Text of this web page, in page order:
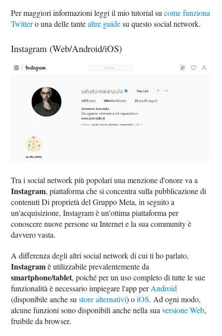
Per maggiori informazioni leggi il mio tutorial sucome funziona
Twittero una delle tantealtre guidesu questo social network.
Instagram (Web/Android/iOS)
Tra i social network più popolari una menzione d'onore va a
Instagram, piattaforma che si concentra sulla pubblicazione di
contenuti Di proprietà del Gruppo Meta, in seguito a
un'acquisizione, Instagram è un'ottima piattaforma per
conoscere nuove persone su Internet e la sua community è
davvero vasta.
A differenza degli altri social network di cui ti ho parlato,
Instagramè utilizzabile prevalentemente da
smartphone/tablet, poiché per un uso completo di tutte le sue
funzionalità è necessario impiegare l'app perAndroid
(disponibile anche sustore alternativi) oiOS. Ad ogni modo,
alcune funzioni sono disponibili anche nella suaversione Web,
fruibile da browser.